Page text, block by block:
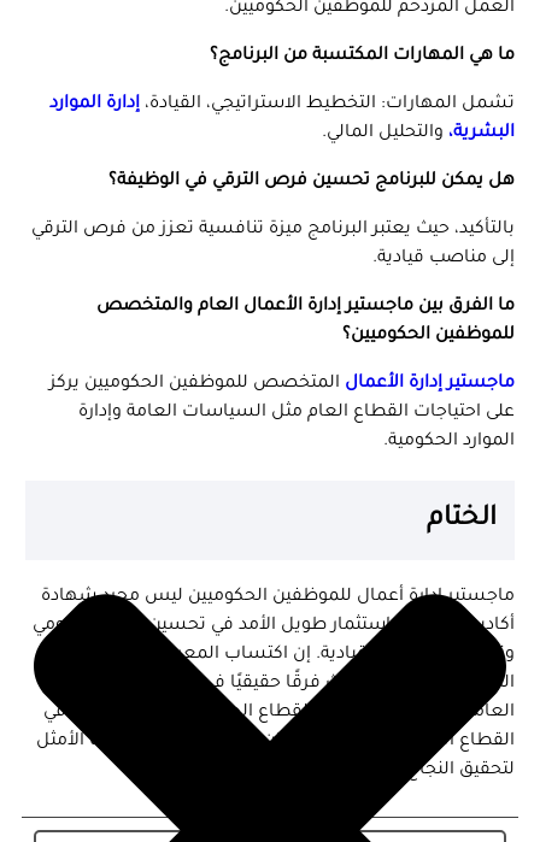
العمل المزدحم للموظفين الحكوميين.
ما هي المهارات المكتسبة من البرنامج؟
تشمل المهارات: التخطيط الاستراتيجي، القيادة، إدارة الموارد
البشرية، والتحليل المالي.
هل يمكن للبرنامج تحسين فرص الترقي في الوظيفة؟
بالتأكيد، حيث يعتبر البرنامج ميزة تنافسية تعزز من فرص الترقي
إلى مناصب قيادية.
ما الفرق بين ماجستير إدارة الأعمال العام والمتخصص
للموظفين الحكوميين؟
ماجستير إدارة الأعمال المتخصص للموظفين الحكوميين يركز
على احتياجات القطاع العام مثل السياسات العامة وإدارة
الموارد الحكومية.
الختام
ماجستير إدارة أعمال للموظفين الحكوميين ليس مجرد شهادة
أكاديمية، بل هو استثمار طويل الأمد في تحسين الأداء الحكومي
وتطوير المهارات القيادية. إن اكتساب المعرفة الإدارية
المتقدمة يمكن أن يحدث فرقًا حقيقيًا في تحسين الخدمات
العامة وتعزيز الكفاءة في القطاع الحكومي. إذا كنت تعمل في
القطاع العام وتطمح للتميز، فإن هذا البرنامج هو خيارك الأمثل
لتحقيق النجاح